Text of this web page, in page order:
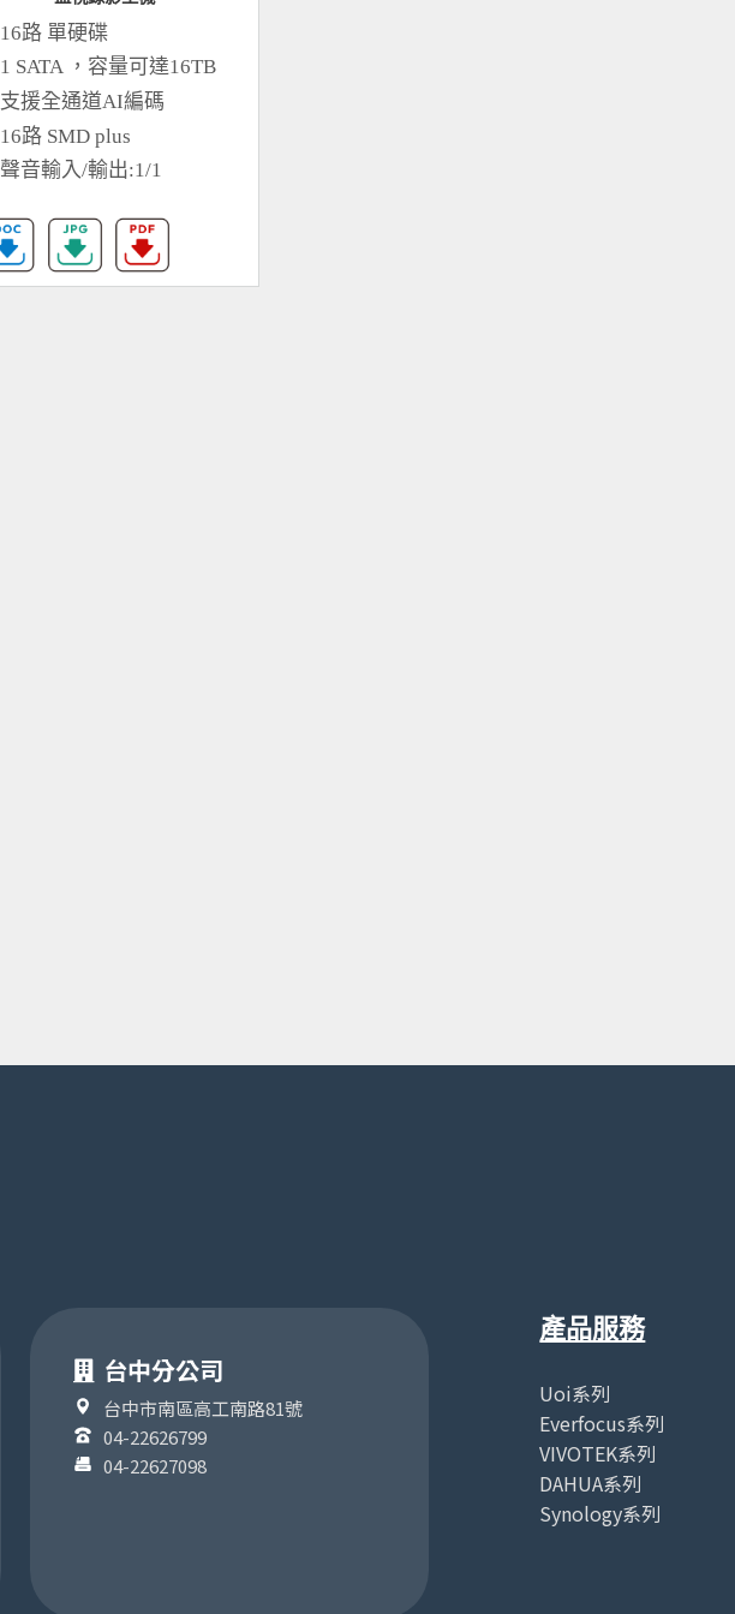
16路 單硬碟
1 SATA ，容量可達16TB
支援全通道AI編碼
16路 SMD plus
聲音輸入/輸出:1/1
台中分公司
台中市南區高工南路81號
04-22626799
04-22627098
產品服務
Uoi系列
Everfocus系列
VIVOTEK系列
DAHUA系列
Synology系列